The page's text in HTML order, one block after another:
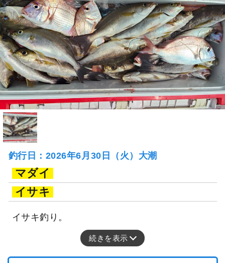
釣行日：2026年6月30日（火）大潮
マダイ
イサキ
イサキ釣り。
続きを表示